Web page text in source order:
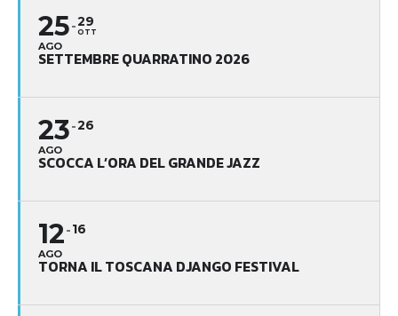
25
AGO
29
OTT
SETTEMBRE QUARRATINO 2026
23
AGO
26
SCOCCA L’ORA DEL GRANDE JAZZ
12
AGO
16
TORNA IL TOSCANA DJANGO FESTIVAL